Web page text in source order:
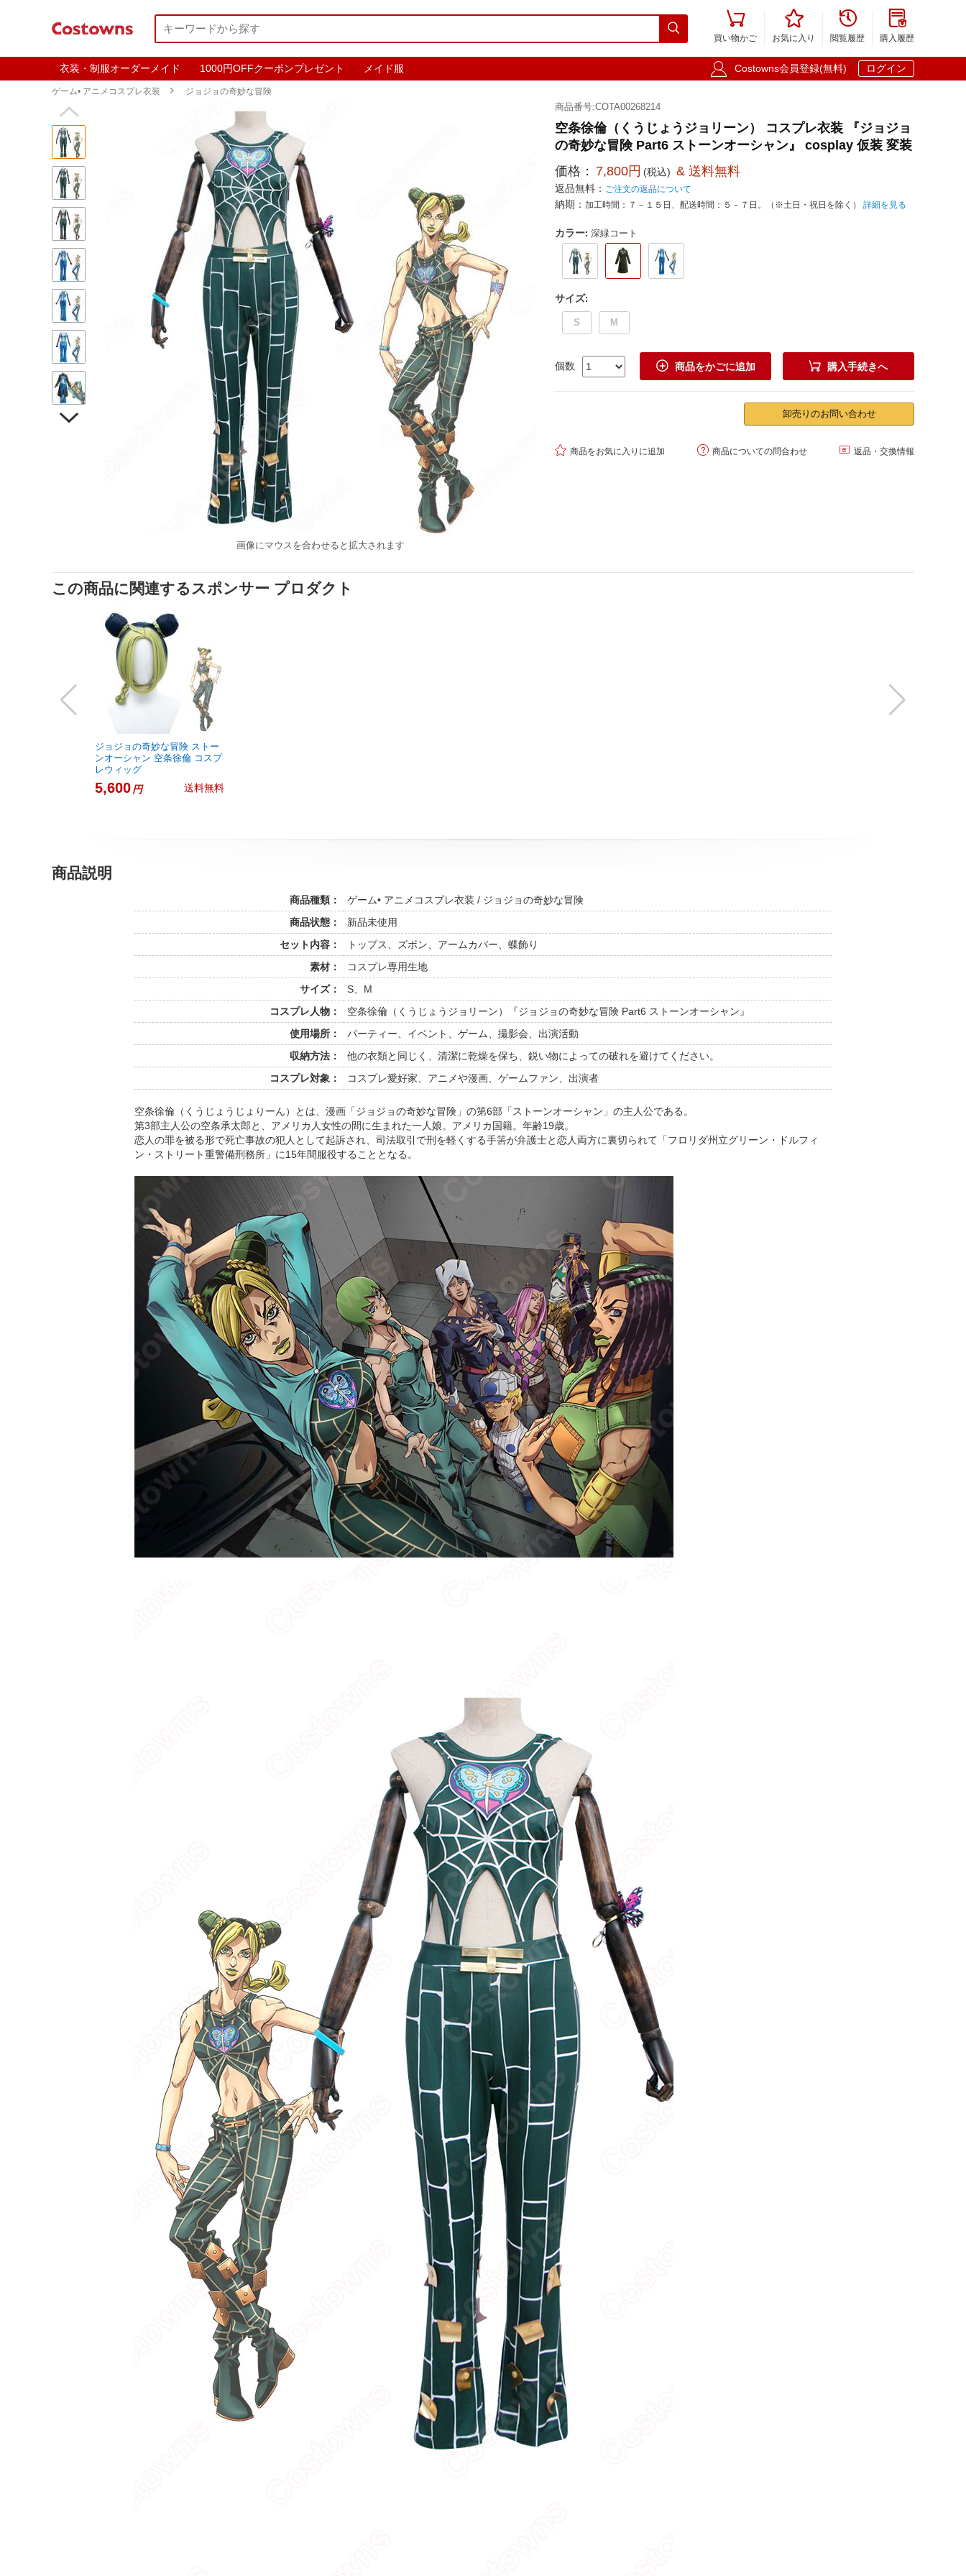


買い物かご

お気に入り

閲覧履歴

購入履歴
衣装・制服オーダーメイド 1000円OFFクーポンプレゼント メイド服  Costowns会員登録(無料) ログイン
ゲーム• アニメコスプレ衣装  ジョジョの奇妙な冒険


画像にマウスを合わせると拡大されます
商品番号:COTA00268214
空条徐倫（くうじょうジョリーン） コスプレ衣装 『ジョジョ
の奇妙な冒険 Part6 ストーンオーシャン』 cosplay 仮装 変装
価格： 7,800円 (税込) & 送料無料
返品無料： ご注文の返品について
納期： 加工時間：７－１５日、配送時間：５－７日。（※土日・祝日を除く） 詳細を見る
カラー: 深緑コート
サイズ:
S M
個数  商品をかごに追加  購入手続きへ
卸売りのお問い合わせ
 商品をお気に入りに追加  商品についての問合わせ  返品・交換情報
この商品に関連するスポンサー プロダクト
ジョジョの奇妙な冒険 ストー
ンオーシャン 空条徐倫 コスプ
レウィッグ
5,600円 送料無料
商品説明
商品種類：
ゲーム• アニメコスプレ衣装 / ジョジョの奇妙な冒険
商品状態：
新品未使用
セット内容：
トップス、ズボン、アームカバー、蝶飾り
素材：
コスプレ専用生地
サイズ：
S、M
コスプレ人物：
空条徐倫（くうじょうジョリーン）『ジョジョの奇妙な冒険 Part6 ストーンオーシャン』
使用場所：
パーティー、イベント、ゲーム、撮影会、出演活動
収納方法：
他の衣類と同じく、清潔に乾燥を保ち、鋭い物によっての破れを避けてください。
コスプレ対象：
コスプレ愛好家、アニメや漫画、ゲームファン、出演者
空条徐倫（くうじょうじょりーん）とは、漫画「ジョジョの奇妙な冒険」の第6部「ストーンオーシャン」の主人公である。
第3部主人公の空条承太郎と、アメリカ人女性の間に生まれた一人娘。アメリカ国籍。年齢19歳。
恋人の罪を被る形で死亡事故の犯人として起訴され、司法取引で刑を軽くする手筈が弁護士と恋人両方に裏切られて「フロリダ州立グリーン・ドルフィ
ン・ストリート重警備刑務所」に15年間服役することとなる。